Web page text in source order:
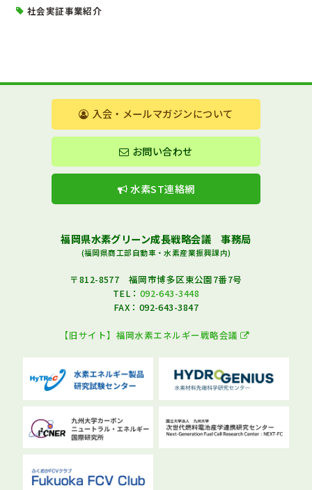
社会実証事業紹介
入会・メールマガジンについて
お問い合わせ
水素ST連絡網
福岡県水素グリーン成長戦略会議 事務局
(福岡県商工部自動車・水素産業振興課内)
〒812-8577 福岡市博多区東公園7番7号
TEL： 092-643-3448
FAX：092-643-3847
【旧サイト】福岡水素エネルギー戦略会議